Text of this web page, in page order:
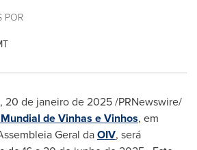
POR
, 20 de janeiro de 2025/PRNewswire/
de Vinhas e Vinhos, em
Geral daOIV, será